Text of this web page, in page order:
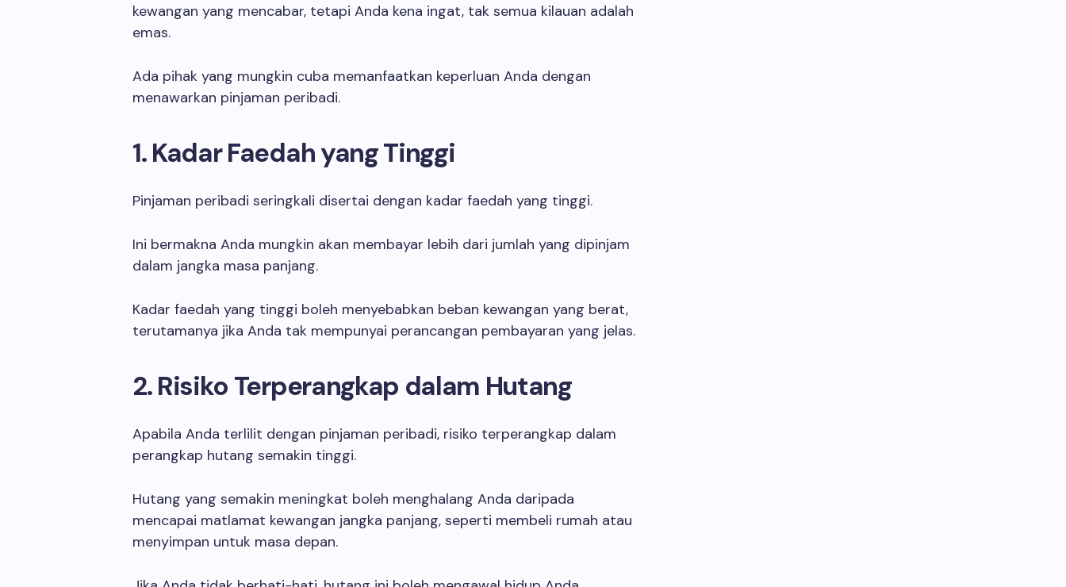
kewangan yang mencabar, tetapi Anda kena ingat, tak semua kilauan adalah
emas.
Ada pihak yang mungkin cuba memanfaatkan keperluan Anda dengan
menawarkan pinjaman peribadi.
1. Kadar Faedah yang Tinggi
Pinjaman peribadi seringkali disertai dengan kadar faedah yang tinggi.
Ini bermakna Anda mungkin akan membayar lebih dari jumlah yang dipinjam
dalam jangka masa panjang.
Kadar faedah yang tinggi boleh menyebabkan beban kewangan yang berat,
terutamanya jika Anda tak mempunyai perancangan pembayaran yang jelas.
2. Risiko Terperangkap dalam Hutang
Apabila Anda terlilit dengan pinjaman peribadi, risiko terperangkap dalam
perangkap hutang semakin tinggi.
Hutang yang semakin meningkat boleh menghalang Anda daripada
mencapai matlamat kewangan jangka panjang, seperti membeli rumah atau
menyimpan untuk masa depan.